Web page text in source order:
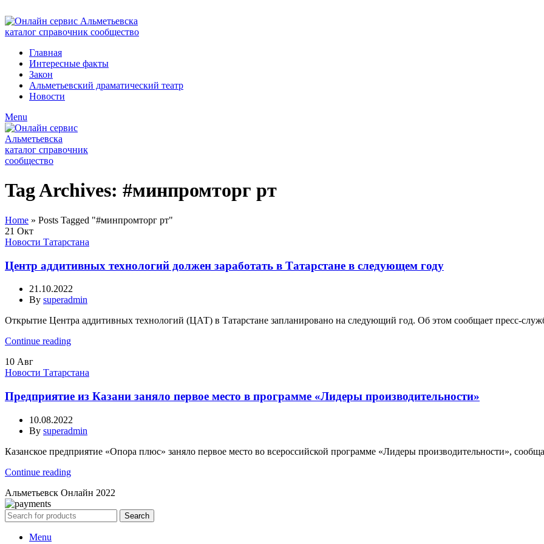
Главная
Интересные факты
Закон
Альметьевский драматический театр
Новости
Menu
Tag Archives: #минпромторг рт
Home » Posts Tagged "#минпромторг рт"
21 Окт
Новости Татарстана
Центр аддитивных технологий должен заработать в Татарстане в следующем году
21.10.2022
By superadmin
Открытие Центра аддитивных технологий (ЦАТ) в Татарстане запланировано на следующий год. Об этом сообщает пресс-
Continue reading
10 Авг
Новости Татарстана
Предприятие из Казани заняло первое место в программе «Лидеры производительности»
10.08.2022
By superadmin
Казанское предприятие «Опора плюс» заняло первое место во всероссийской программе «Лидеры производительности»,
Continue reading
Альметьевск Онлайн 2022
Search
Menu